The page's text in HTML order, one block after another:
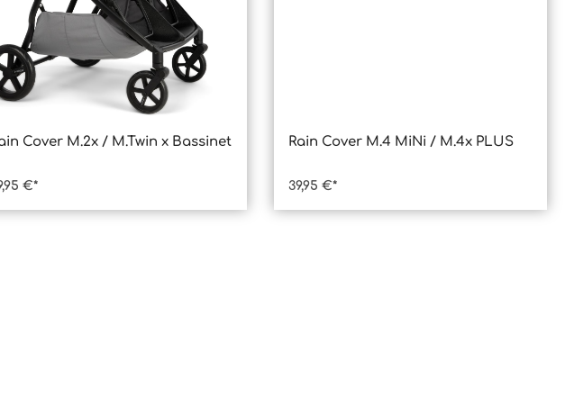
Cover M.2x / M.Twin x Bassinet
€*
Rain Cover M.4 MiNi / M.4x PLUS
39,95 €*